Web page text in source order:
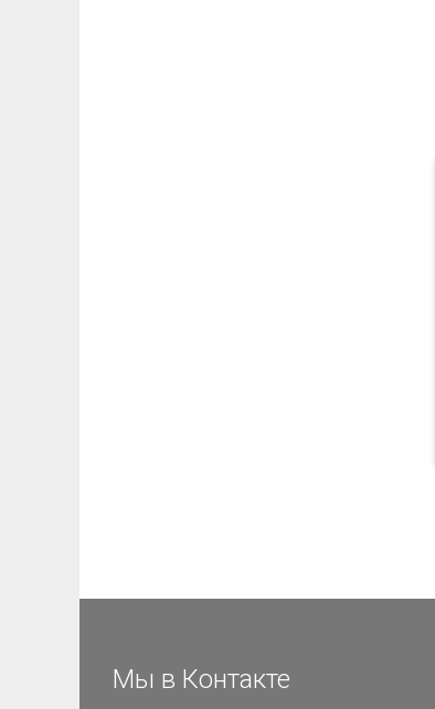
Мы в Контакте